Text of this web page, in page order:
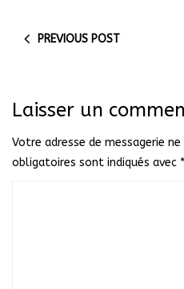
PREVIOUS POST
Laisser un
Votre adresse de messagerie
obligatoires sont indiqués avec *